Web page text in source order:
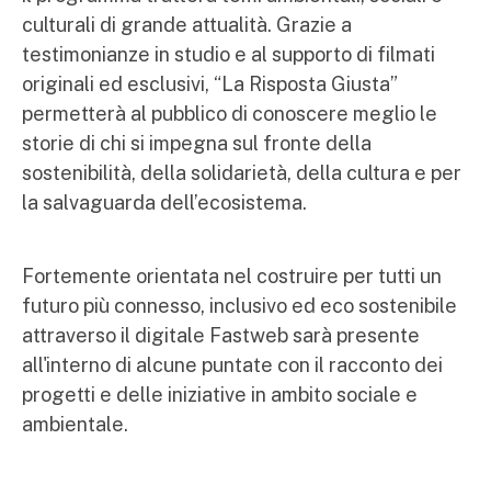
culturali di grande attualità. Grazie a
testimonianze in studio e al supporto di filmati
originali ed esclusivi, “La Risposta Giusta”
permetterà al pubblico di conoscere meglio le
storie di chi si impegna sul fronte della
sostenibilità, della solidarietà, della cultura e per
la salvaguarda dell’ecosistema.
Fortemente orientata nel costruire per tutti un
futuro più connesso, inclusivo ed eco sostenibile
attraverso il digitale Fastweb sarà presente
all'interno di alcune puntate con il racconto dei
progetti e delle iniziative in ambito sociale e
ambientale.